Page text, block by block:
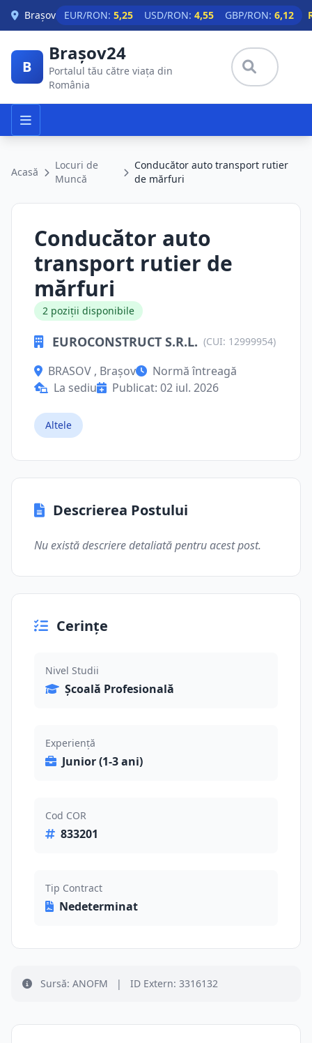
Skip to main content
Brașov EUR/RON: 5,25 USD/RON: 4,55 GBP/RON: 6,12
B
Brașov24
Portalul tău către viața din
România
Acasă
Locuri de
Muncă
Conducător auto transport rutier
de mărfuri
Conducător auto
transport rutier de
mărfuri
2 poziții disponibile
EUROCONSTRUCT S.R.L. (CUI: 12999954)
BRASOV , Brașov
Normă întreagă
La sediu
Publicat: 02 iul. 2026
Altele
Descrierea Postului
Nu există descriere detaliată pentru acest post.
Cerințe
Nivel Studii
Școală Profesională
Experiență
Junior (1-3 ani)
Cod COR
833201
Tip Contract
Nedeterminat
Sursă: ANOFM | ID Extern: 3316132